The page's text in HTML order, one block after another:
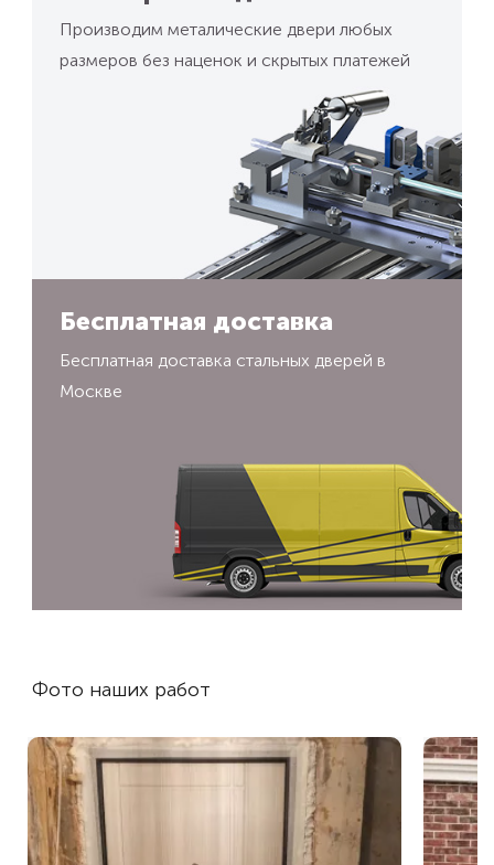
Производим металические двери любых
размеров без наценок и скрытых платежей
Бесплатная доставка
Бесплатная доставка стальных дверей в
Москве
Фото наших работ